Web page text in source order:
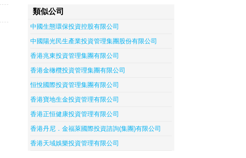
類似公司
中國生態環保投資控股有限公司
中國陽光民生產業投資管理集團股份有限公司
香港兆東投資管理集團有限公司
香港金橄欖投資管理集團有限公司
恒悅國際投資管理集團有限公司
香港寶地生金投資管理有限公司
香港正恒健康投資管理有限公司
香港丹尼．金福萊國際投資諮詢(集團)有限公司
香港天域娛樂投資管理有限公司